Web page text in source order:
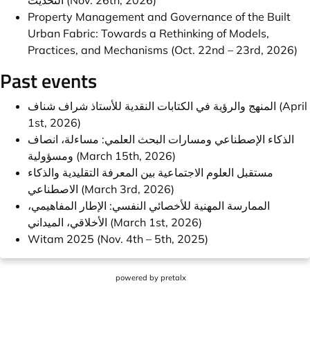
Property Management and Governance of the Built
Urban Fabric: Towards a Rethinking of Models,
Practices, and Mechanisms (Oct. 22nd – 23rd, 2026)
Past events
المنهج والرؤية في الكتابات النقدية للأستاذ شراف شناف (April
1st, 2026)
الذكاء الإصطناعي ومسارات البحث العلمي: مساءلة، انصاف
ومسؤولية (March 15th, 2026)
مستقبل العلوم الاجتماعية بين المعرفة التقليدية والذكاء
الاصطناعي (March 3rd, 2026)
الممارسة المهنية للأخصائي النفسي: الإطار المفاهيمي،
الأخلاقي، الميداني (March 1st, 2026)
Witam 2025 (Nov. 4th – 5th, 2025)
powered by pretalx